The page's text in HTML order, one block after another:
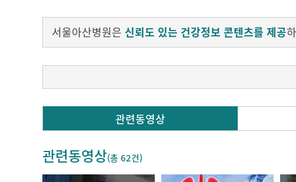
서울아산병원은 신뢰도 있는 건강정보 콘텐츠를 제공
Q. 폐암은 왜 다른 암보다 치료하기가 힘든가요?
따라서 환자가 증상이 나타나 병원을 방문하는 경우
다른 암보다 치료 성적이 좋지 않을 수 있습니다
관련동영상
관련동영상(총 62건)